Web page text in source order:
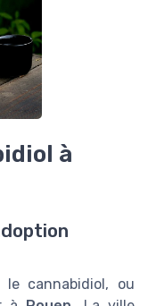
à
le cannabidiol, ou